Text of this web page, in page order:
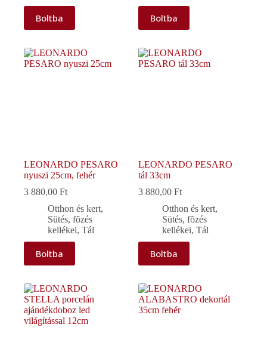
Boltba Boltba
LEONARDO PESARO
nyuszi 25cm, fehér
3 880,00 Ft
Otthon és kert,
Sütés, fõzés
kellékei, Tál
Boltba
LEONARDO PESARO
tál 33cm
3 880,00Ft
Otthon és kert,
Sütés, fõzés
kellékei,Tál
Boltba